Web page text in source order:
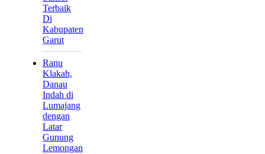
Terbaik
Di
Kabupaten
Garut
Ranu
Klakah,
Danau
Indah di
Lumajang
dengan
Latar
Gunung
Lemongan